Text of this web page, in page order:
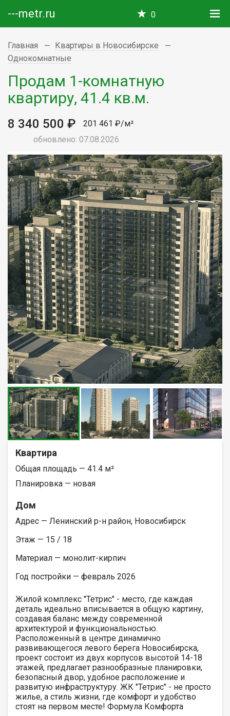
---metr.ru 0
Главная
Квартиры в Новосибирске
Однокомнатные
Продам 1-комнатную
квартиру, 41.4 кв.м.
8 340 500 ₽
201 461 ₽/м²
обновлено: 07.08.2026
Квартира
Общая площадь — 41.4 м²
Планировка — новая
Дом
Адрес — Ленинский р-н район, Новосибирск
Этаж — 15 / 18
Материал — монолит-кирпич
Год постройки — февраль 2026
Жилой комплекс "Тетрис" - место, где каждая
деталь идеально вписывается в общую картину,
создавая баланс между современной
архитектурой и функциональностью.
Расположенный в центре динамично
развивающегося левого берега Новосибирска,
проект состоит из двух корпусов высотой 14-18
этажей, предлагает разнообразные планировки,
безопасный двор, удобное расположение и
развитую инфраструктуру. ЖК "Тетрис" - не просто
жилье, а стиль жизни, где комфорт и удобство
стоят на первом месте! Формула Комфорта